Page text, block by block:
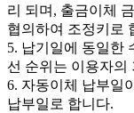
리 되며, 출금이체
협의하여 조정키로
5. 납기일에 동일한
선 순위는 이용자의
6. 자동이체 납부일
납부일로 합니다.